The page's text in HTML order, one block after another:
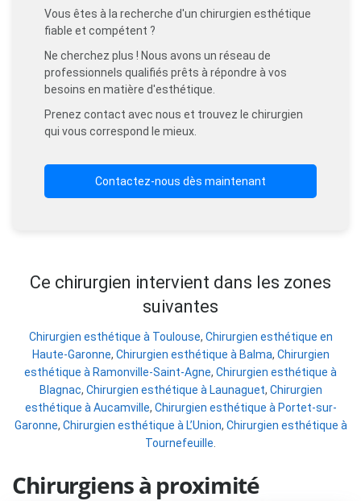
Vous êtes à la recherche d'un chirurgien esthétique
fiable et compétent ?
Ne cherchez plus ! Nous avons un réseau de
professionnels qualifiés prêts à répondre à vos
besoins en matière d'esthétique.
Prenez contact avec nous et trouvez le chirurgien
qui vous correspond le mieux.
Contactez-nous dès maintenant
Ce chirurgien intervient dans les zones
suivantes
Chirurgien esthétique à Toulouse, Chirurgien esthétique en
Haute-Garonne, Chirurgien esthétique à Balma, Chirurgien
esthétique à Ramonville-Saint-Agne, Chirurgien esthétique à
Blagnac, Chirurgien esthétique à Launaguet, Chirurgien
esthétique à Aucamville, Chirurgien esthétique à Portet-sur-
Garonne, Chirurgien esthétique à L’Union, Chirurgien esthétique à
Tournefeuille
Chirurgiens à proximité